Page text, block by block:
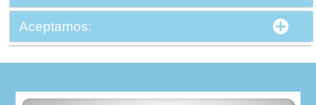
Aceptamos: